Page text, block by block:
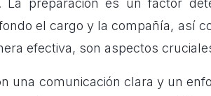
La preparación es un factor
el cargo y la compañía, así
efectiva, son aspectos
una comunicación clara y un